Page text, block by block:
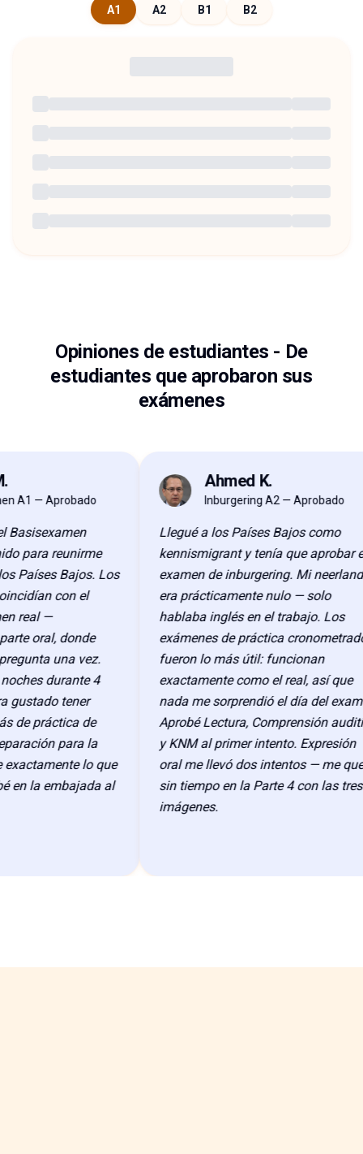
A1 A2 B1 B2
Opiniones de estudiantes - De
estudiantes que aprobaron sus
exámenes
A1 — Aprobado
para reunirme
Países Bajos. Los
con el
real —
oral, donde
una vez.
durante 4
gustado tener
de práctica de
para la
lo que
en la embajada al
AK Ahmed K.
Inburgering A2 — Aprobado
Llegué a los Países Bajos como
kennismigrant y tenía que aprobar el
examen de inburgering. Mi
era prácticamente nulo — solo
hablaba inglés en el trabajo. Los
exámenes de práctica
fueron lo más útil: funcionan
exactamente como el real, así que
nada me sorprendió el día del
Aprobé Lectura, Comprensión
y KNM al primer intento. Expresión
oral me llevó dos intentos — me
sin tiempo en la Parte 4 con las tres
imágenes.